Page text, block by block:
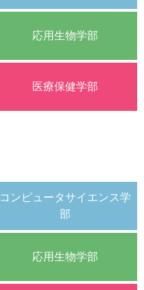
応用生物学部
医療保健学部
コンピュータサイエンス学
部
応用生物学部